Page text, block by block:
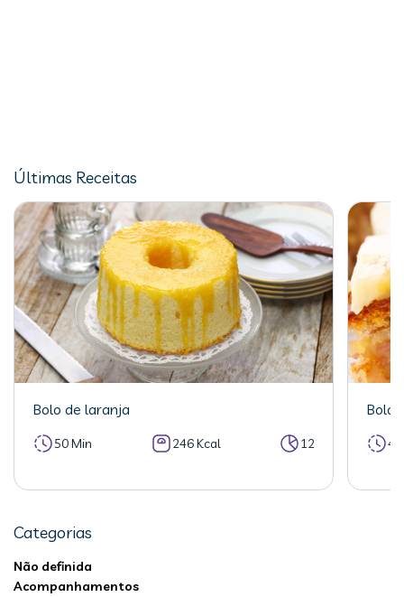
Últimas Receitas
Bolo de laranja
50 Min 246 Kcal 12
Bolo
Categorias
Não definida
Acompanhamentos